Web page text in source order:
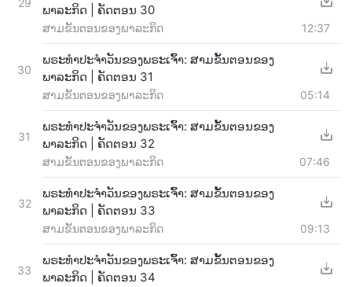
29
ພາລະກິດ | ຄັດຕອນ 30
ສາມຂັ້ນຕອນຂອງພາລະກິດ 12:37
30
ພຣະທຳປະຈຳວັນຂອງພຣະເຈົ້າ: ສາມຂັ້ນຕອນຂອງ
ພາລະກິດ | ຄັດຕອນ 31
ສາມຂັ້ນຕອນຂອງພາລະກິດ 05:14
31
ພຣະທຳປະຈຳວັນຂອງພຣະເຈົ້າ: ສາມຂັ້ນຕອນຂອງ
ພາລະກິດ | ຄັດຕອນ 32
ສາມຂັ້ນຕອນຂອງພາລະກິດ 07:46
32
ພຣະທຳປະຈຳວັນຂອງພຣະເຈົ້າ: ສາມຂັ້ນຕອນຂອງ
ພາລະກິດ | ຄັດຕອນ 33
ສາມຂັ້ນຕອນຂອງພາລະກິດ 09:13
33
ພຣະທຳປະຈຳວັນຂອງພຣະເຈົ້າ: ສາມຂັ້ນຕອນຂອງ
ພາລະກິດ | ຄັດຕອນ 34